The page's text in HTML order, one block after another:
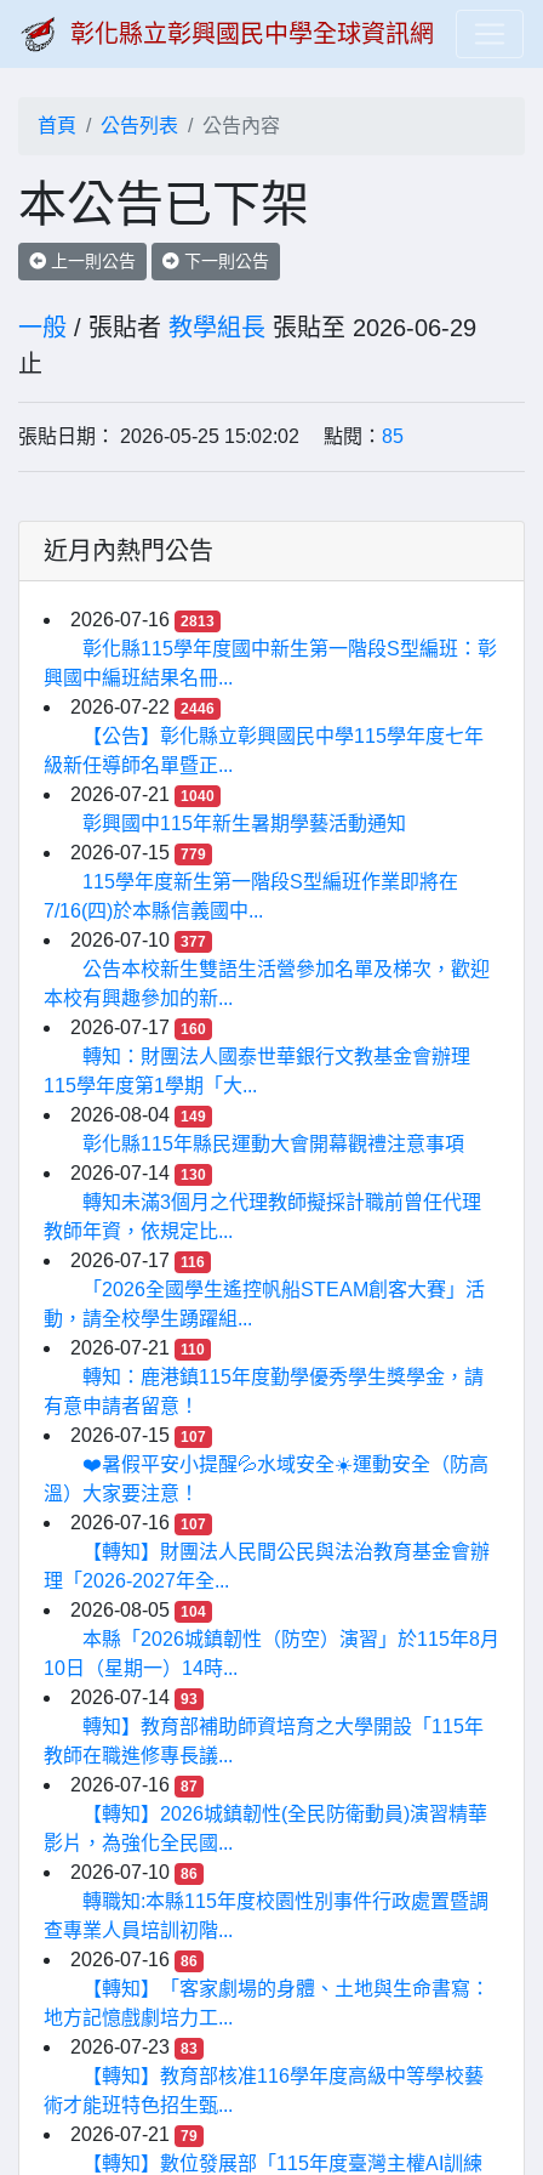
彰化縣立彰興國民中學全球資訊網
首頁 公告列表 公告內容
本公告已下架
上一則公告 下一則公告
一般 / 張貼者 教學組長 張貼至 2026-06-29
止
張貼日期： 2026-05-25 15:02:02 點閱： 85
近月內熱門公告
2026-07-16 2813
彰化縣115學年度國中新生第一階段S型編班：彰
興國中編班結果名冊...
2026-07-22
2446
【公告】彰化縣立彰興國民中學115學年度七年
級新任導師名單暨正...
2026-07-21
1040
彰興國中115年新生暑期學藝活動通知
2026-07-15
779
115學年度新生第一階段S型編班作業即將在
7/16(四)於本縣信義國中...
2026-07-10
377
公告本校新生雙語生活營參加名單及梯次，歡迎
本校有興趣參加的新...
2026-07-17
160
轉知：財團法人國泰世華銀行文教基金會辦理
115學年度第1學期「大...
2026-08-04
149
彰化縣115年縣民運動大會開幕觀禮注意事項
2026-07-14
130
轉知未滿3個月之代理教師擬採計職前曾任代理
教師年資，依規定比...
2026-07-17
116
「2026全國學生遙控帆船STEAM創客大賽」活
動，請全校學生踴躍組...
2026-07-21
110
轉知：鹿港鎮115年度勤學優秀學生獎學金，請
有意申請者留意！
2026-07-15
107
❤️暑假平安小提醒💦水域安全☀️運動安全（防高
溫）大家要注意！
2026-07-16
107
【轉知】財團法人民間公民與法治教育基金會辦
理「2026-2027年全...
2026-08-05
104
本縣「2026城鎮韌性（防空）演習」於115年8月
10日（星期一）14時...
2026-07-14
93
轉知】教育部補助師資培育之大學開設「115年
教師在職進修專長議...
2026-07-16
87
【轉知】2026城鎮韌性(全民防衛動員)演習精華
影片，為強化全民國...
2026-07-10
86
轉職知:本縣115年度校園性別事件行政處置暨調
查專業人員培訓初階...
2026-07-16
86
【轉知】「客家劇場的身體、土地與生命書寫：
地方記憶戲劇培力工...
2026-07-23
83
【轉知】教育部核准116學年度高級中等學校藝
術才能班特色招生甄...
2026-07-21
79
【轉知】數位發展部「115年度臺灣主權AI訓練